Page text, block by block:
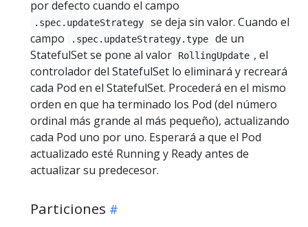
por defecto cuando el campo
.spec.updateStrategy
se deja sin valor. Cuando el
campo
.spec.updateStrategy.type
de un
StatefulSet se pone al valor
RollingUpdate , el
controlador del StatefulSet lo eliminará y recreará
cada Pod en el StatefulSet. Procederá en el mismo
orden en que ha terminado los Pod (del número
ordinal más grande al más pequeño), actualizando
cada Pod uno por uno. Esperará a que el Pod
actualizado esté Running y Ready antes de
actualizar su predecesor.
Particiones